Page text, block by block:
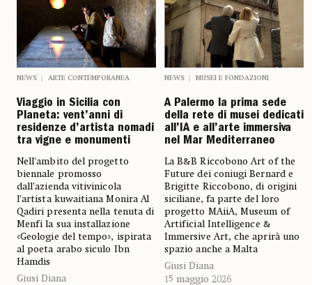
NEWS ARTE CONTEMPORANEA
Viaggio in Sicilia con
Planeta: vent’anni di
residenze d’artista nomadi
tra vigne e monumenti
Nell’ambito del progetto
biennale promosso
dall’azienda vitivinicola
l’artista kuwaitiana Monira Al
Qadiri presenta nella tenuta di
Menfi la sua installazione
«Geologie del tempo», ispirata
al poeta arabo siculo Ibn
Hamdis
Giusi Diana
NEWS MUSEI E FONDAZIONI
A Palermo la prima sede
della rete di musei dedicati
all’IA e all’arte immersiva
nel Mar Mediterraneo
La B&B Riccobono Art of the
Future dei coniugi Bernard e
Brigitte Riccobono, di origini
siciliane, fa parte del loro
progetto MAiiA, Museum of
Artificial Intelligence &
Immersive Art, che aprirà uno
spazio anche a Malta
Giusi Diana
15 maggio 2026